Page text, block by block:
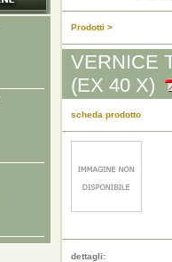
Prodotti >
VERNICE
(EX 40 X)
scheda prodotto
dettagli: